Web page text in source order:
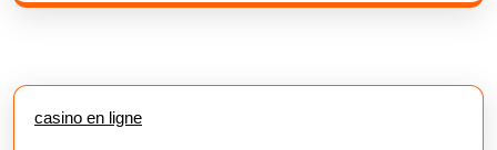
casino en ligne